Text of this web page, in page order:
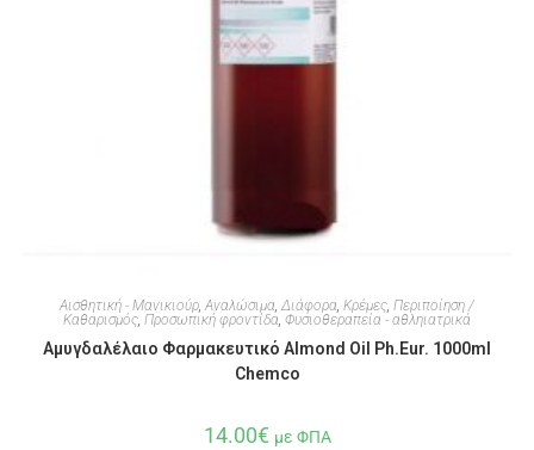
Αισθητική - Μανικιούρ, Αναλώσιμα, Διάφορα, Κρέμες, Περιποίηση /
Καθαρισμός, Προσωπική φροντίδα, Φυσιοθεραπεία - αθληιατρικά
Αμυγδαλέλαιο Φαρμακευτικό Almond Oil Ph.Eur. 1000ml
Chemco
14.00€ με ΦΠΑ